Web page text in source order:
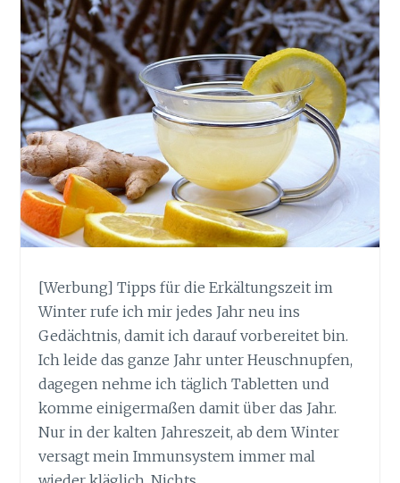
[Werbung] Tipps für die Erkältungszeit im
Winter rufe ich mir jedes Jahr neu ins
Gedächtnis, damit ich darauf vorbereitet bin.
Ich leide das ganze Jahr unter Heuschnupfen,
dagegen nehme ich täglich Tabletten und
komme einigermaßen damit über das Jahr.
Nur in der kalten Jahreszeit, ab dem Winter
versagt mein Immunsystem immer mal